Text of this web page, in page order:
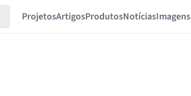
ProjetosArtigosProdutosNotíciasImagens